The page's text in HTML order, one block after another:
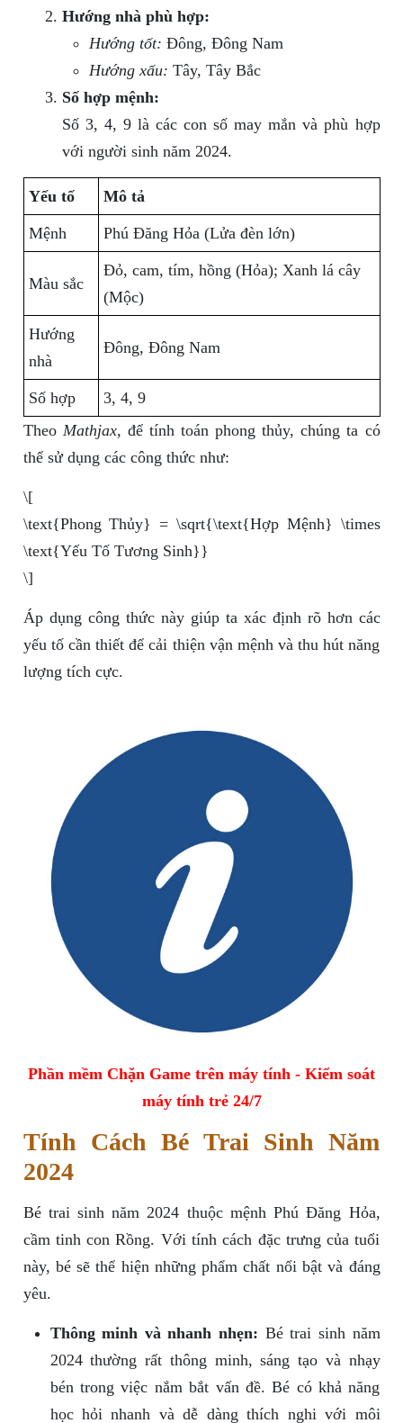
Hướng nhà phù hợp:
Hướng tốt: Đông, Đông Nam
Hướng xấu: Tây, Tây Bắc
Số hợp mệnh:
Số 3, 4, 9 là các con số may mắn và phù hợp
với người sinh năm 2024.
Yếu tố Mô tả
Mệnh Phú Đăng Hỏa (Lửa đèn lớn)
Màu sắc
Đỏ, cam, tím, hồng (Hỏa); Xanh lá cây
(Mộc)
Hướng
nhà
Đông, Đông Nam
Số hợp
3, 4, 9
Theo Mathjax, để tính toán phong thủy, chúng ta có
thể sử dụng các công thức như:
\[
\text{Phong Thủy} = \sqrt{\text{Hợp Mệnh} \times
\text{Yếu Tố Tương Sinh}}
\]
Áp dụng công thức này giúp ta xác định rõ hơn các
yếu tố cần thiết để cải thiện vận mệnh và thu hút năng
lượng tích cực.
Phần mềm Chặn Game trên máy tính - Kiểm soát
máy tính trẻ 24/7
Tính Cách Bé Trai Sinh Năm
2024
Bé trai sinh năm 2024 thuộc mệnh Phú Đăng Hỏa,
cầm tinh con Rồng. Với tính cách đặc trưng của tuổi
này, bé sẽ thể hiện những phẩm chất nổi bật và đáng
yêu.
Thông minh và nhanh nhẹn: Bé trai sinh năm
2024 thường rất thông minh, sáng tạo và nhạy
bén trong việc nắm bắt vấn đề. Bé có khả năng
học hỏi nhanh và dễ dàng thích nghi với môi